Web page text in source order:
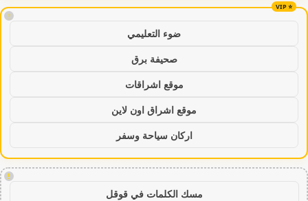
!
ضوء التعليمي
صحيفة برق
موقع اشراقات
موقع اشراق اون لاين
اركان سياحة وسفر
!
مسك الكلمات في قوقل